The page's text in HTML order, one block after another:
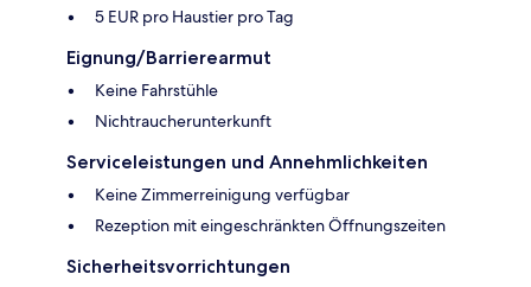
5 EUR pro Haustier pro Tag
Eignung/Barrierearmut
Keine Fahrstühle
Nichtraucherunterkunft
Serviceleistungen und Annehmlichkeiten
Keine Zimmerreinigung verfügbar
Rezeption mit eingeschränkten Öffnungszeiten
Sicherheitsvorrichtungen